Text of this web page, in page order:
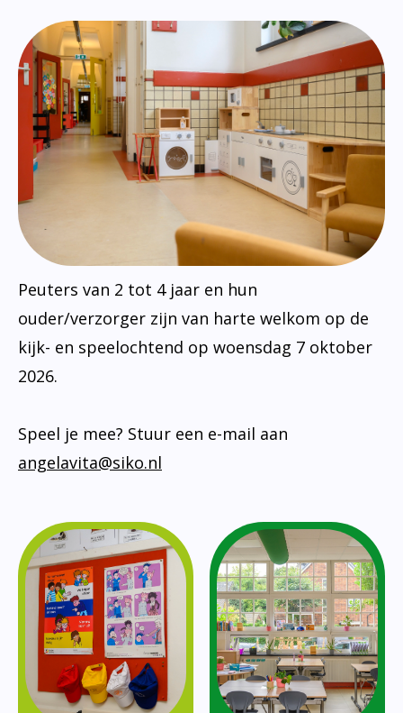
Peuters van 2 tot 4 jaar en hun
ouder/verzorger zijn van harte welkom op de
kijk- en speelochtend op woensdag 7 oktober
2026.
Speel je mee? Stuur een e-mail aan
angelavita@siko.nl